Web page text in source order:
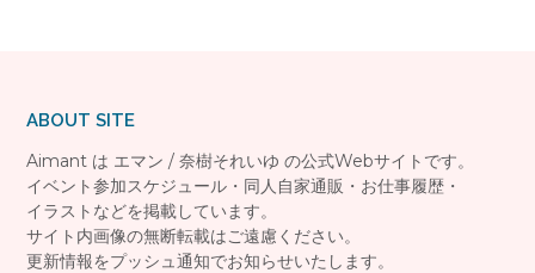
ABOUT SITE
Aimant は エマン / 奈樹それいゆ の公式Webサイトです。
イベント参加スケジュール・同人自家通販・お仕事履歴・
イラストなどを掲載しています。
サイト内画像の無断転載はご遠慮ください。
更新情報をプッシュ通知でお知らせいたします。